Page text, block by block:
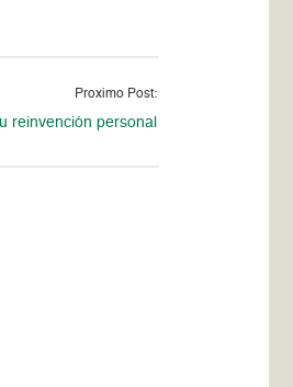
Proximo Post:
reinvención personal